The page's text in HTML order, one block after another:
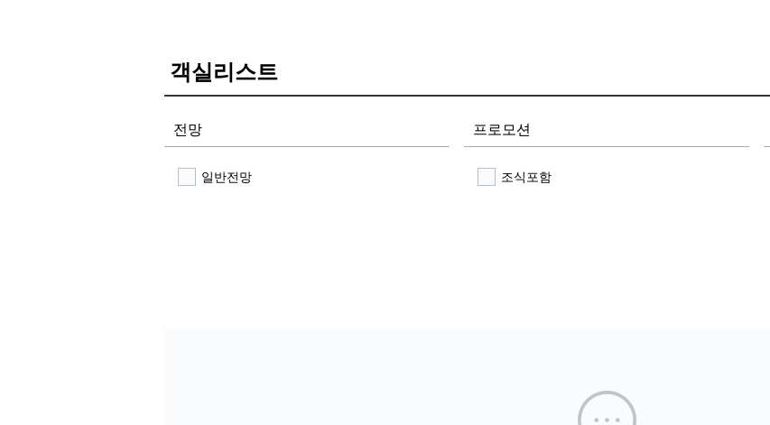
객실리스트
전망
일반전망
프로모션
조식포함